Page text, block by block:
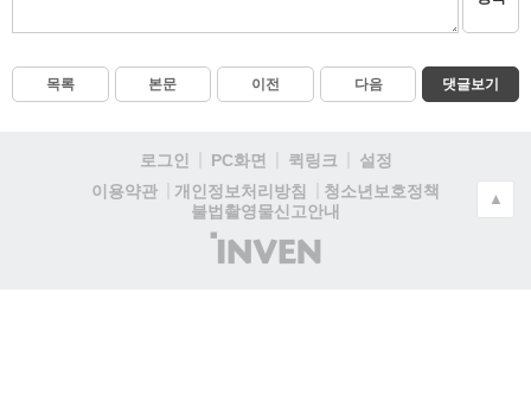
목록 본문 이전 다음 댓글보기
로그인 PC화면 퀵링크
설정
이용약관
개인정보처리방침
청소년보호정책
불법촬영물신고안내
(주)
인
▲